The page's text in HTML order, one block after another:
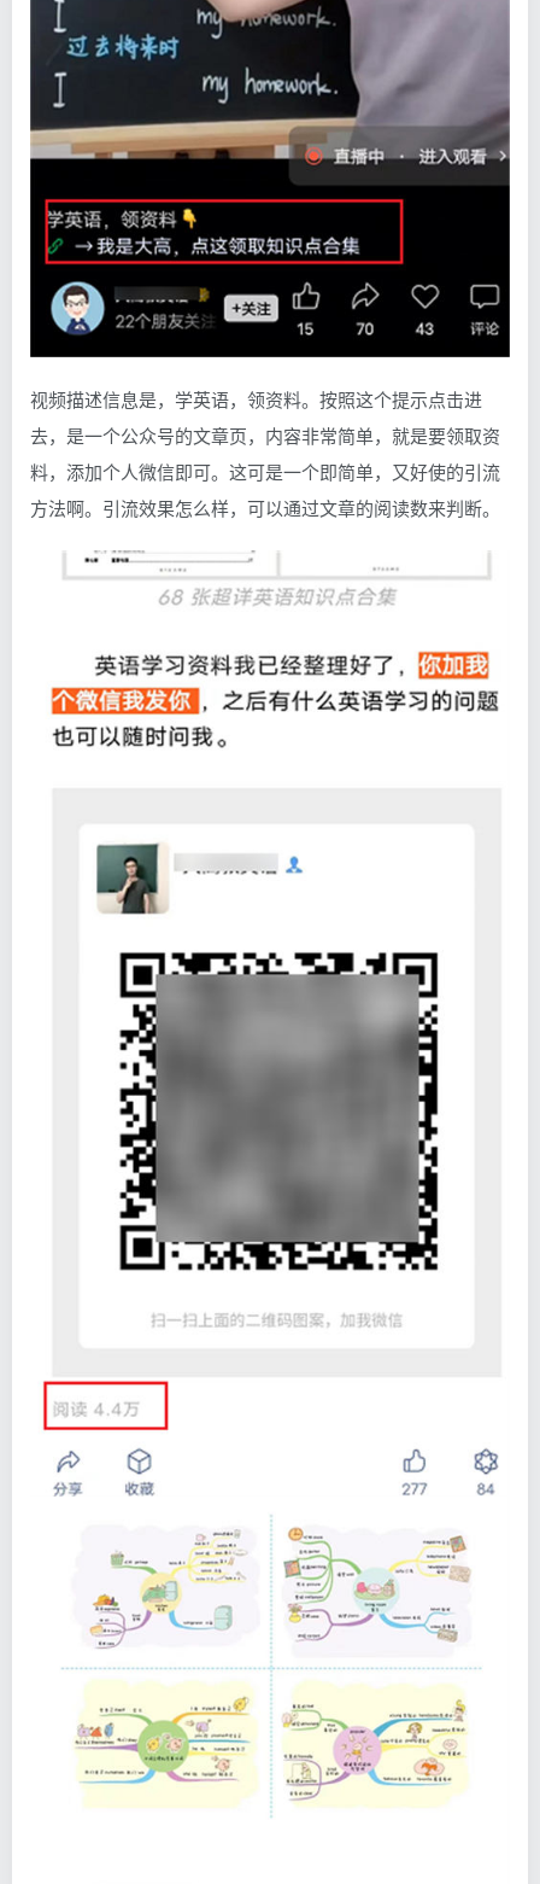
视频描述信息是，学英语，领资料。按照这个提示点击进
去，是一个公众号的文章页，内容非常简单，就是要领取资
料，添加个人微信即可。这可是一个即简单，又好使的引流
方法啊。引流效果怎么样，可以通过文章的阅读数来判断。